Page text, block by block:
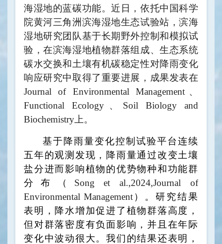
海湿地的蓝碳功能。近日，依托中国科学
院黄河三角洲滨海湿地生态试验站，滨海
湿地研究团队基于长期野外控制和模拟试
验，在滨海湿地植物群落组成、生态系统
碳水交换和土壤有机碳稳定性对降雨变化
响应研究中取得了重要进展，成果发表在
Journal of Environmental Management、
Functional Ecology、 Soil Biology and
Biochemistry 上。
基于降雨量变化控制试验平台连续
五年的观测发现，降雨量通过改变土壤
盐分进而影响植物的优势物种和功能群
分布（ Song et al.,2024,Journal of
Environmental Management ）。研究结果
表明，降水增加促进了植物群落高度，
但对群落密度有负面影响，并且在年际
变化中波动很大。我们的结果还表明，